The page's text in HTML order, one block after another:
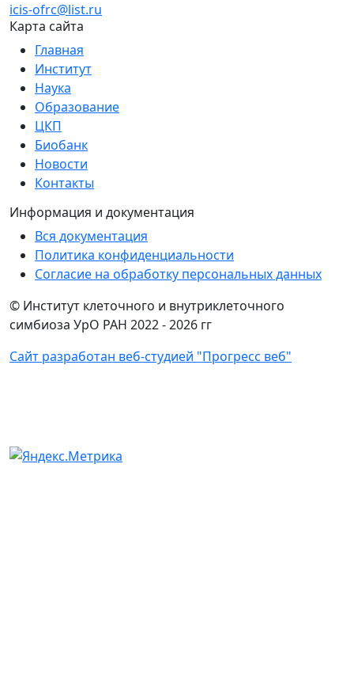
icis-ofrc@list.ru
Карта сайта
Главная
Институт
Наука
Образование
ЦКП
Биобанк
Новости
Контакты
Информация и документация
Вся документация
Политика конфиденциальности
Согласие на обработку персональных данных
© Институт клеточного и внутриклеточного
симбиоза УрО РАН 2022 -2026 гг
Сайт разработан веб-студией "Прогресс веб"